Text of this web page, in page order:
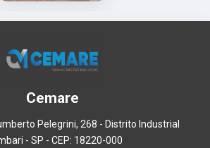
Cemare
Pelegrini, 268 - Distrito Industrial
- SP - CEP: 18220-000